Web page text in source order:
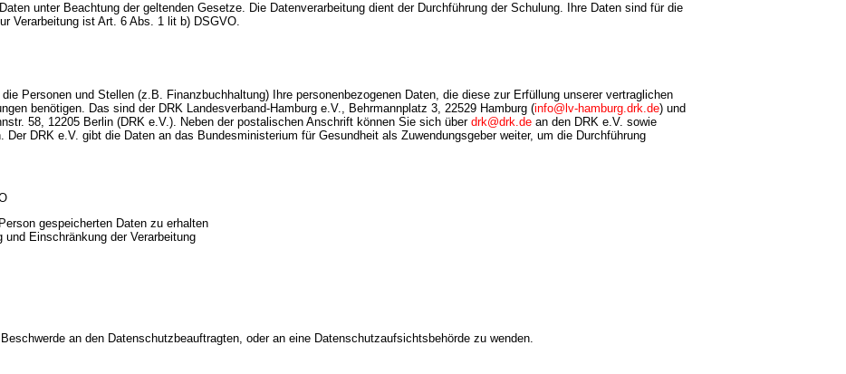
unter Beachtung der geltenden Gesetze. Die Datenverarbeitung dient der Durchführung der Schulung. Ihre Daten sind für die
Verarbeitung ist Art. 6 Abs. 1 lit b) DSGVO.
Personen und Stellen (z.B. Finanzbuchhaltung) Ihre personenbezogenen Daten, die diese zur Erfüllung unserer vertraglichen
benötigen. Das sind der DRK Landesverband-Hamburg e.V., Behrmannplatz 3, 22529 Hamburg (info@lv-hamburg.drk.de) und
58, 12205 Berlin (DRK e.V.). Neben der postalischen Anschrift können Sie sich über drk@drk.de an den DRK e.V. sowie
Der DRK e.V. gibt die Daten an das Bundesministerium für Gesundheit als Zuwendungsgeber weiter, um die Durchführung
gespeicherten Daten zu erhalten
Einschränkung der Verarbeitung
an den Datenschutzbeauftragten, oder an eine Datenschutzaufsichtsbehörde zu wenden.